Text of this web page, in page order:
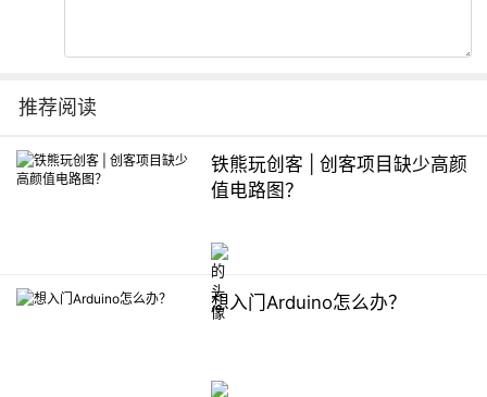
推荐阅读
铁熊玩创客 | 创客项目缺少高颜
值电路图？
想入门Arduino怎么办？